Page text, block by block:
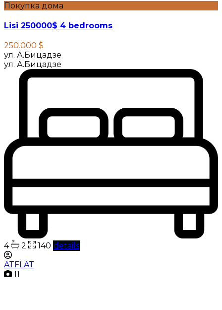
Покупка дома
Lisi 250000$ 4 bedrooms
250.000 $
ул. А.Бицадзе
ул. А.Бицадзе
4 2 140 details
ATFLAT
11